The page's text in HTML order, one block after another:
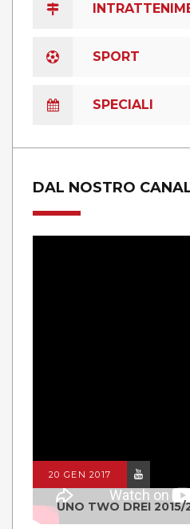
SPORT
SPECIALI
DAL NOSTRO
20 GEN 2017